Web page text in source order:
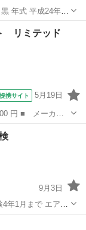
年式 平成24年9
AT/MT AT 排気
リミテッド
提携サイト 5月19日
名： ウィッ
5D ■ ミッシ
9月3日
年1月まで エアバ
です...